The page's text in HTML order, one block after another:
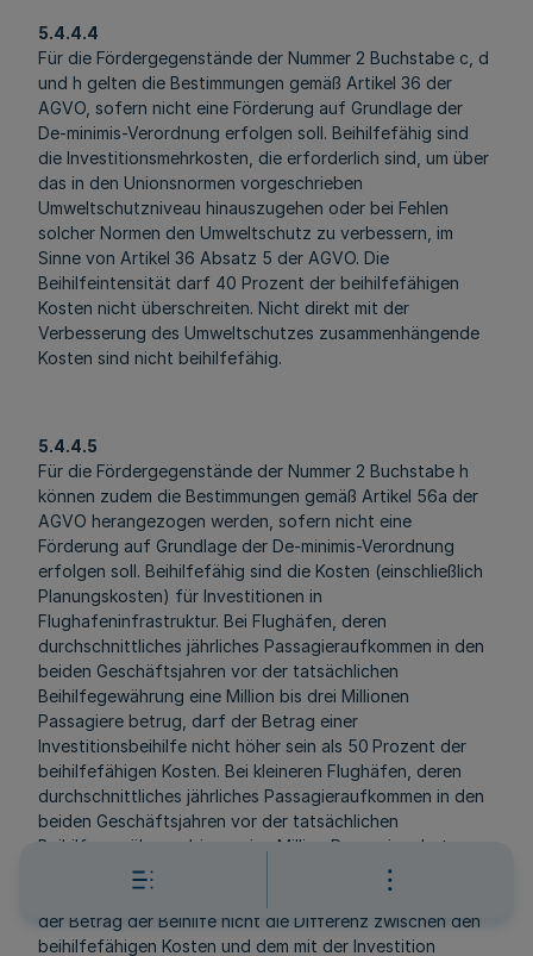
5.4.4.4
Für die Fördergegenstände der Nummer 2 Buchstabe c, d
und h gelten die Bestimmungen gemäß Artikel 36 der
AGVO, sofern nicht eine Förderung auf Grundlage der
De-minimis-Verordnung erfolgen soll. Beihilfefähig sind
die Investitionsmehrkosten, die erforderlich sind, um über
das in den Unionsnormen vorgeschrieben
Umweltschutzniveau hinauszugehen oder bei Fehlen
solcher Normen den Umweltschutz zu verbessern, im
Sinne von Artikel 36 Absatz 5 der AGVO. Die
Beihilfeintensität darf 40 Prozent der beihilfefähigen
Kosten nicht überschreiten. Nicht direkt mit der
Verbesserung des Umweltschutzes zusammenhängende
Kosten sind nicht beihilfefähig.
5.4.4.5
Für die Fördergegenstände der Nummer 2 Buchstabe h
können zudem die Bestimmungen gemäß Artikel 56a der
AGVO herangezogen werden, sofern nicht eine
Förderung auf Grundlage der De-minimis-Verordnung
erfolgen soll. Beihilfefähig sind die Kosten (einschließlich
Planungskosten) für Investitionen in
Flughafeninfrastruktur. Bei Flughäfen, deren
durchschnittliches jährliches Passagieraufkommen in den
beiden Geschäftsjahren vor der tatsächlichen
Beihilfegewährung eine Million bis drei Millionen
Passagiere betrug, darf der Betrag einer
Investitionsbeihilfe nicht höher sein als 50 Prozent der
beihilfefähigen Kosten. Bei kleineren Flughäfen, deren
durchschnittliches jährliches Passagieraufkommen in den
beiden Geschäftsjahren vor der tatsächlichen
Beihilfegewährung bis zu eine Million Passagiere betrug,
darf der Betrag einer Investitionsbeihilfe nicht höher sein
als 75 Prozent der beihilfefähigen Kosten. Zudem darf
der Betrag der Beihilfe nicht die Differenz zwischen den
beihilfefähigen Kosten und dem mit der Investition